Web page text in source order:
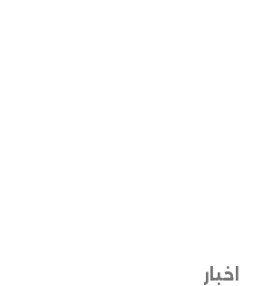
اخبار